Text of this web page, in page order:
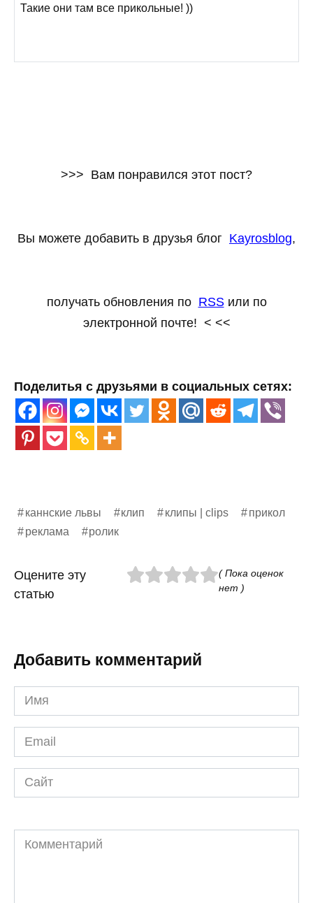
Такие они там все прикольные! ))
>>> Вам понравился этот пост?
Вы можете добавить в друзья блог Kayrosblog,
получать обновления по RSSили по
электронной почте! < <<
Поделитья с друзьями в социальных сетях:
каннские львы клип клипы | clips
прикол
реклама
ролик
Оцените эту
статью
( Пока оценок
нет )
Добавить комментарий
Имя
*
Email
*
Сайт
Комментарий